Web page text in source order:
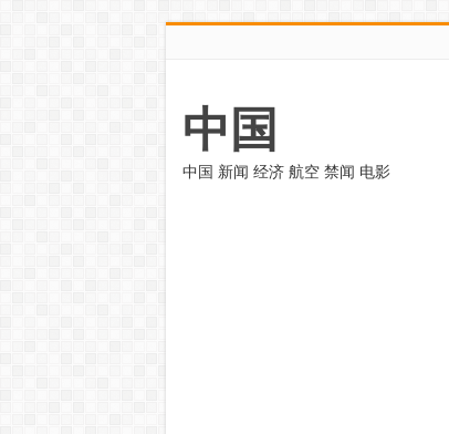
中国
中国 新闻 经济 航空 禁闻 电影